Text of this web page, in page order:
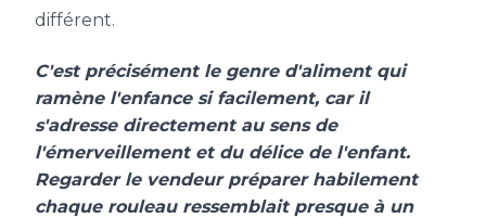
différent.
C'est précisément le genre d'aliment qui
ramène l'enfance si facilement, car il
s'adresse directement au sens de
l'émerveillement et du délice de l'enfant.
Regarder le vendeur préparer habilement
chaque rouleau ressemblait presque à un